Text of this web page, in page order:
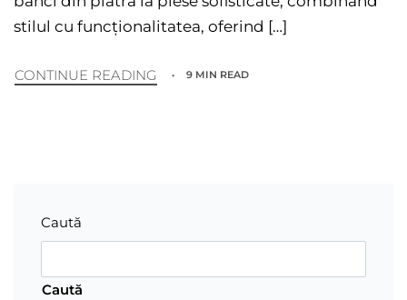
stilul cu funcționalitatea, oferind […]
CONTINUE READING 9 MIN READ
Caută
Caută